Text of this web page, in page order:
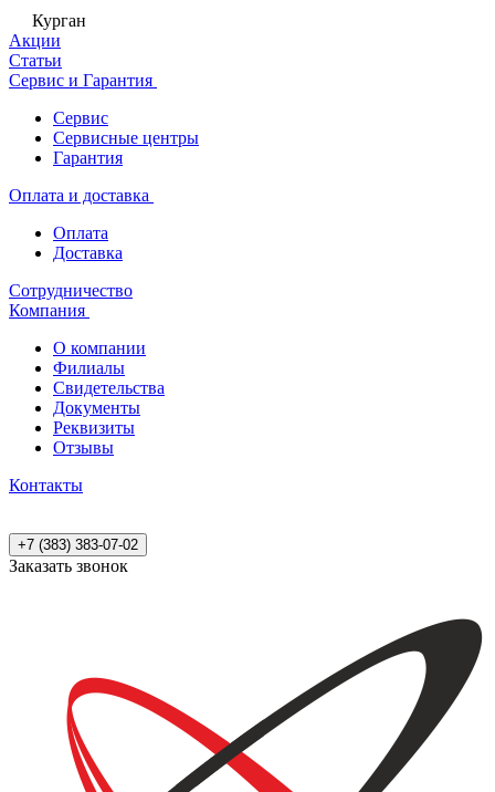
Курган
Акции
Статьи
Сервис и Гарантия
Сервис
Сервисные центры
Гарантия
Оплата и доставка
Оплата
Доставка
Сотрудничество
Компания
О компании
Филиалы
Свидетельства
Документы
Реквизиты
Отзывы
Контакты
+7 (383) 383-07-02
Заказать звонок